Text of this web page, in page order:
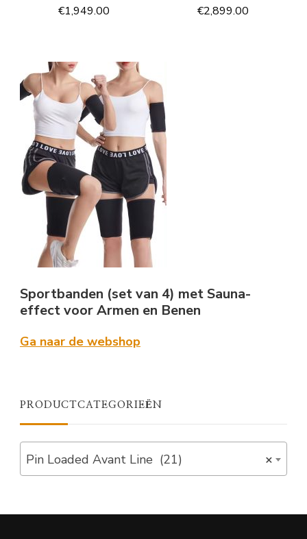
€1,949.00
€2,899.00
Sportbanden (set van 4) met Sauna-
effect voor Armen en Benen
Ga naar de webshop
PRODUCTCATEGORIEËN
×
Pin Loaded Avant Line (21)